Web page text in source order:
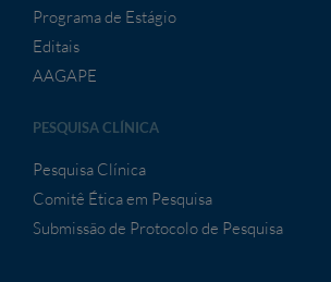
Programa de Estágio
Editais
AAGAPE
PESQUISA CLÍNICA
Pesquisa Clínica
Comitê Ética em Pesquisa
Submissão de Protocolo de Pesquisa